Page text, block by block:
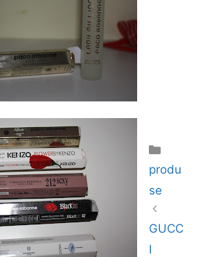
produ
se
GUCC
I